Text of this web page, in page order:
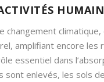
changement
amplifiant encore
essentiel dans
enlevés, les sols